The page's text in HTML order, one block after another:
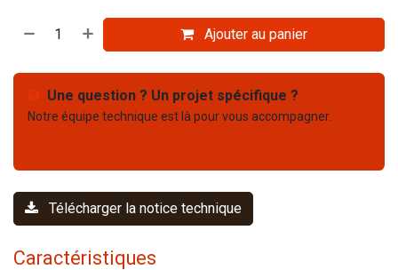
Ajouter au panier
Une question ? Un projet spécifique ?
Notre équipe technique est là pour vous accompagner.
Télécharger la notice technique
Caractéristiques